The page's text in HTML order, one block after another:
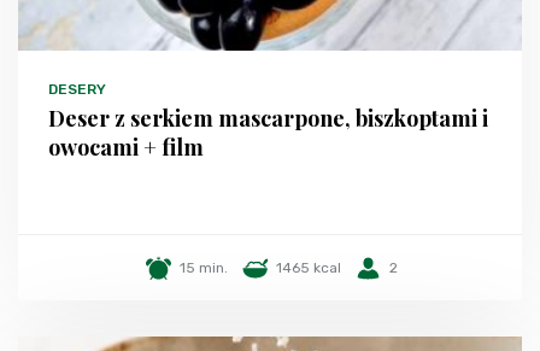
DESERY
Deser z serkiem mascarpone, biszkoptami i
owocami + film
15 min. 1465 kcal 2